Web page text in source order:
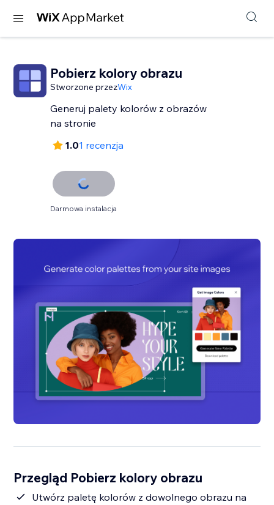
Pobierz kolory obrazu
Stworzone przezWix
Generuj palety kolorów z obrazów
na stronie
1.01 recenzja
Darmowa instalacja
Przegląd Pobierz kolory obrazu
Utwórz paletę kolorów z dowolnego obrazu na